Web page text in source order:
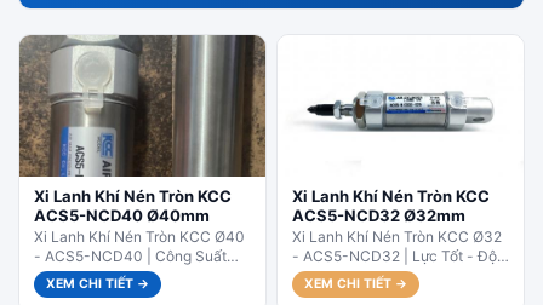
Xi Lanh Khí Nén Tròn KCC
ACS5-NCD40 Ø40mm
Xi Lanh Khí Nén Tròn KCC Ø40
- ACS5-NCD40 | Công Suất
Lớn Nhất Dòng Nhỏ. ACS5-
NCD40 – Bore lớn...
XEM CHI TIẾT →
Xi Lanh Khí Nén Tròn KCC
ACS5-NCD32 Ø32mm
Xi Lanh Khí Nén Tròn KCC Ø32
- ACS5-NCD32 | Lực Tốt - Độ
Bền Cao. ACS5-NCD32 – Lực
đẩy...
XEM CHI TIẾT →